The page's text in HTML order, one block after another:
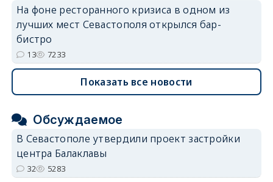
На фоне ресторанного кризиса в одном из
лучших мест Севастополя открылся бар-
бистро
13 7233
Показать все новости
Обсуждаемое
В Севастополе утвердили проект застройки
центра Балаклавы
32 5283